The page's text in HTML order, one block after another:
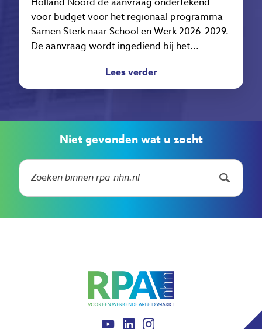
voor budget voor het regionaal programma
Samen Sterk naar School en Werk 2026-2029.
De aanvraag wordt ingediend bij het...
Lees verder
Niet gevonden wat u zocht